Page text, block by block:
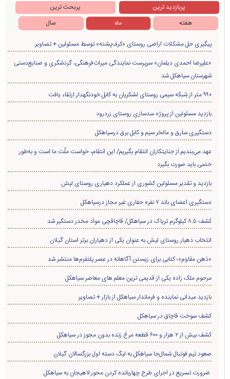
پربازدید ترین
پربحث ترین
هفته
ماه سال
پیگیری حل مشکلات اراضی روستای «کرف‌پشته» توسط مسئولین + تصاویر
«علیرضا احمدی دیلمان» سرپرست نمایندگی میراث‌فرهنگی، گردشگری و صنایع‌دستی
شهرستان سیاهکل شد
۹۹۰ متر از شبکه سیمی روستای لشکریان به کابل خودنگهدار ارتقاء یافت
بازدید مسئولین از پروژه سدسازی روستای زردرود
دستگیری سارق و مالخر سیم و کابل برق درسیاهکل
عهد می‌بندیم از جنایتکاران انتقام بگیریم/ این انتقام، خواست ملّت ما است و به‌طور
حتمی باید صورت بگیرد
بازدید و تقدیر مسئولین کشوری از عملکرد دهیاری روستای لیش
دستگیری اعضای باند ۷ نفره حفاری غير مجاز درسیاهکل
کشف ۸.۵ کیلوگرم تریاک در سیاهکل/ قاچاقچی مواد مخدر دستگیر شد
انتخاب دهیار روستای لیش به عنوان یکی از دهیاران برتر استان گیلان
«ذهن مقاوم»؛ کتابی برای زیستن آگاهانه در عصر پلتفرم‌ها منتشر شد
مرحوم ملک زاده یکی از قدیمی ترین معلم های معاصر سیاهکل
بازدید میدانی نماینده و فرماندار سیاهکل از بازار + تصاویر
کشف سوخت قاچاق در سياهکل
کشف بیش از ۲ هزار و ۶۰۰ قطعه مرغ زنده بدون مجوز در سیاهکل
صعود تیم فوتبال شمال‌جا‌ سیاهکل به لیگ دسته اول بزرگسالان گیلان
ضرورت تسریع در اجرای طرح چهاربانده کردن محور لاهیجان به سیاهکل